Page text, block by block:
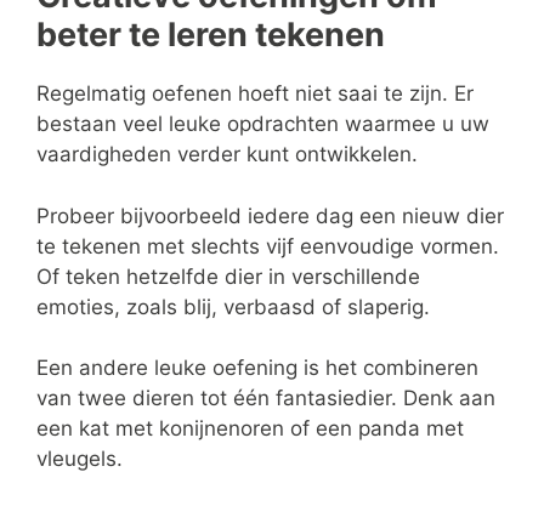
beter te leren tekenen
Regelmatig oefenen hoeft niet saai te zijn. Er
bestaan veel leuke opdrachten waarmee u uw
vaardigheden verder kunt ontwikkelen.
Probeer bijvoorbeeld iedere dag een nieuw dier
te tekenen met slechts vijf eenvoudige vormen.
Of teken hetzelfde dier in verschillende
emoties, zoals blij, verbaasd of slaperig.
Een andere leuke oefening is het combineren
van twee dieren tot één fantasiedier. Denk aan
een kat met konijnenoren of een panda met
vleugels.